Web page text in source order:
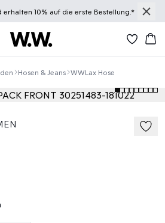
erhalten 10% auf die erste Bestellung.*
Hosen & Jeans WWLax Hose